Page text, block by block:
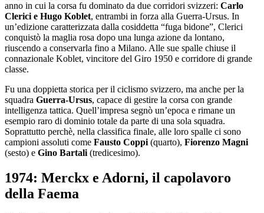
anno in cui la corsa fu dominato da due corridori svizzeri: Carlo
Clerici e Hugo Koblet, entrambi in forza alla Guerra-Ursus. In
un’edizione caratterizzata dalla cosiddetta “fuga bidone”, Clerici
conquistò la maglia rosa dopo una lunga azione da lontano,
riuscendo a conservarla fino a Milano. Alle sue spalle chiuse il
connazionale Koblet, vincitore del Giro 1950 e corridore di grande
classe.
Fu una doppietta storica per il ciclismo svizzero, ma anche per la
squadra Guerra-Ursus, capace di gestire la corsa con grande
intelligenza tattica. Quell’impresa segnò un’epoca e rimane un
esempio raro di dominio totale da parte di una sola squadra.
Soprattutto perchè, nella classifica finale, alle loro spalle ci sono
campioni assoluti come Fausto Coppi (quarto), Fiorenzo Magni
(sesto) e Gino Bartali (tredicesimo).
1974: Merckx e Adorni, il capolavoro
della Faema